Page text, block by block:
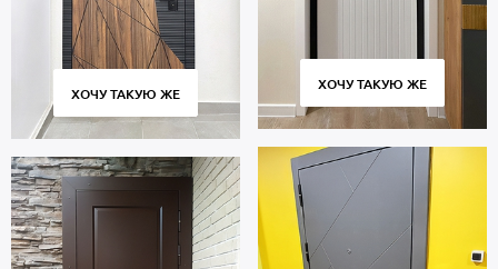
ХОЧУ ТАКУЮ ЖЕ
ХОЧУ ТАКУЮ ЖЕ